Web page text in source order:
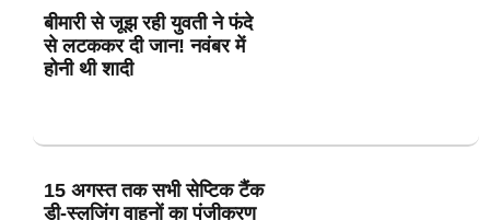
बीमारी से जूझ रही युवती ने फंदे
से लटककर दी जान! नवंबर में
होनी थी शादी
15 अगस्त तक सभी सेप्टिक टैंक
डी-स्लजिंग वाहनों का पंजीकरण